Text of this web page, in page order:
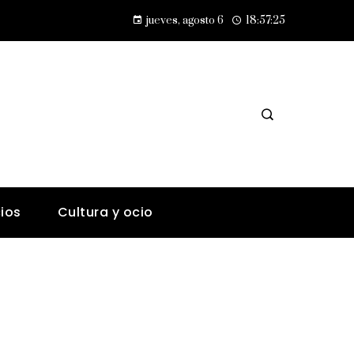
jueves, agosto 6 18:57:25
Cultura y ocio